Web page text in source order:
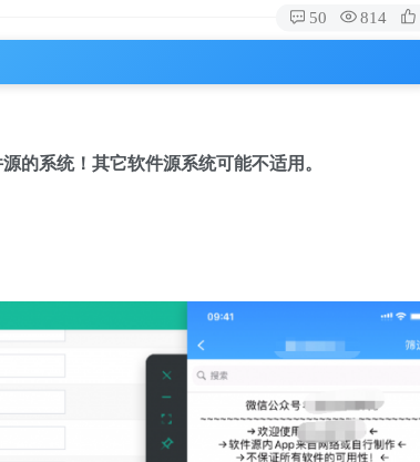
50 814
的系统！其它软件源系统可能不适用。